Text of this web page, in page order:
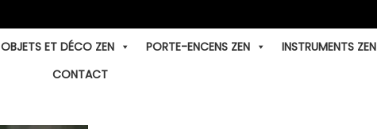
OBJETS ET DÉCO ZEN PORTE-ENCENS ZEN
INSTRUMENTS ZEN
CONTACT